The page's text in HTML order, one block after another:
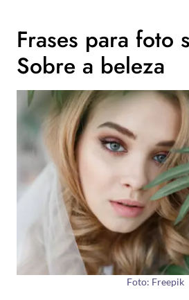
Frases para foto
Sobre a beleza
Foto: Freepik